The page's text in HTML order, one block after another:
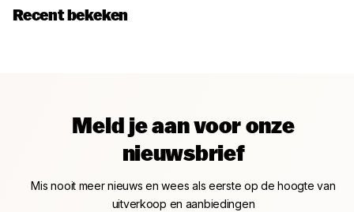
Recent bekeken
Meld je aan voor onze
nieuwsbrief
Mis nooit meer nieuws en wees als eerste op de hoogte van
uitverkoop en aanbiedingen